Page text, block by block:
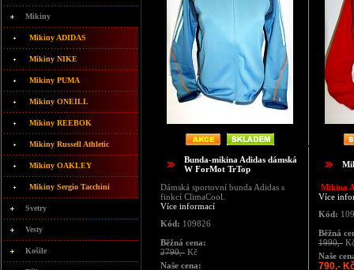
Mikiny
Mikiny ADIDAS
Mikiny NIKE
Mikiny PUMA
Mikiny ONEILL
Mikiny REEBOK
Mikiny Russell Athletic
Mikiny OAKLEY
Mikiny Sergio Tacchini
Svetry
Vesty
Košile
Bunda-mikina Adidas dámská
W ForMot TrTop
Dámská sportovní bunda Adidas s
finkcí ClimaCool.
Více informací
Kód: 109826
Běžná cena:
2790,- Kč
Naše cena:
Mikina
Více
Kód:
Běžná
1990,-
Naše
790,-